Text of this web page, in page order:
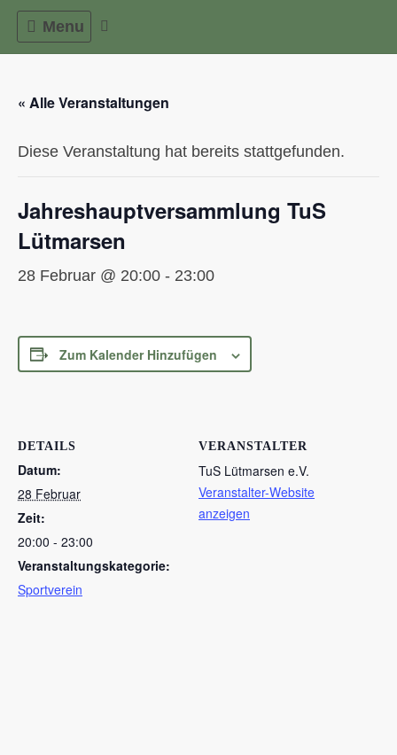
Skip
Menu
« Alle Veranstaltungen
Diese Veranstaltung hat bereits stattgefunden.
Jahreshauptversammlung TuS
Lütmarsen
28 Februar @ 20:00 - 23:00
Zum Kalender Hinzufügen
DETAILS
Datum:
28 Februar
Zeit:
20:00 - 23:00
Veranstaltungskategorie:
Sportverein
VERANSTALTER
TuS Lütmarsen e.V.
Veranstalter-Website
anzeigen